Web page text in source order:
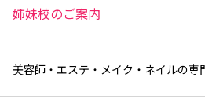
姉妹校のご案内
美容師・エステ・メイク・ネイルの専